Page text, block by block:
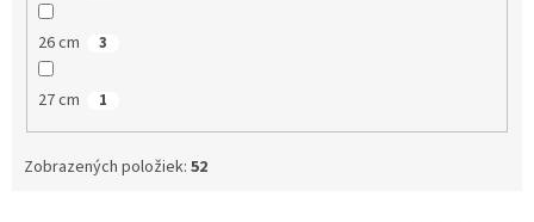
26 cm 3
27 cm 1
Zobrazených položiek: 52